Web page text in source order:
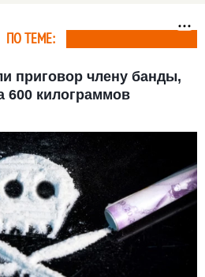
ПО ТЕМЕ:
приговор члену банды,
600 килограммов